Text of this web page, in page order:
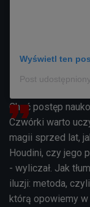
Wyświetl ten
Choć postęp
Czwórki warto
magii sprzed lat,
Houdini, czy jego
- wyliczał. Jak
iluzji: metoda,
którą opowiemy